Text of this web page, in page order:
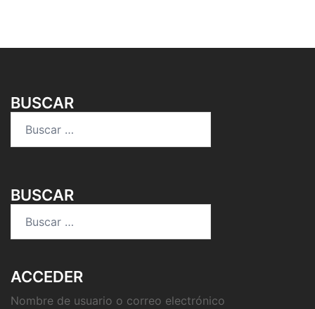
BUSCAR
BUSCAR
ACCEDER
Nombre de usuario o correo electrónico